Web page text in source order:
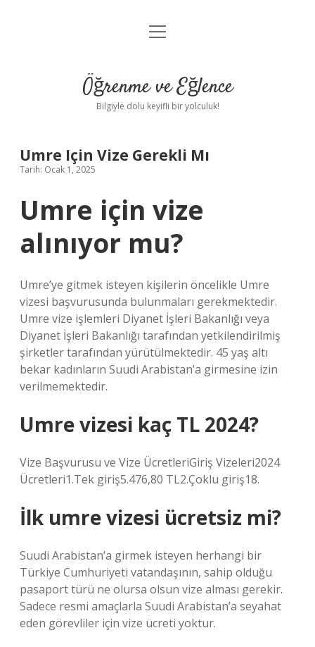
Anasayfa
Yasal Uyarı
menüyü
Öğrenme ve Eğlence
Bilgiyle dolu keyifli bir yolculuk!
Umre Için Vize Gerekli Mı
Tarih: Ocak 1, 2025
Umre için vize
alınıyor mu?
Umre’ye gitmek isteyen kişilerin öncelikle Umre
vizesi başvurusunda bulunmaları gerekmektedir.
Umre vize işlemleri Diyanet İşleri Bakanlığı veya
Diyanet İşleri Bakanlığı tarafından yetkilendirilmiş
şirketler tarafından yürütülmektedir. 45 yaş altı
bekar kadınların Suudi Arabistan’a girmesine izin
verilmemektedir.
Umre vizesi kaç TL 2024?
Vize Başvurusu ve Vize ÜcretleriGiriş Vizeleri2024
Ücretleri1.Tek giriş5.476,80 TL2.Çoklu giriş18.
İlk umre vizesi ücretsiz mi?
Suudi Arabistan’a girmek isteyen herhangi bir
Türkiye Cumhuriyeti vatandaşının, sahip olduğu
pasaport türü ne olursa olsun vize alması gerekir.
Sadece resmi amaçlarla Suudi Arabistan’a seyahat
eden görevliler için vize ücreti yoktur.